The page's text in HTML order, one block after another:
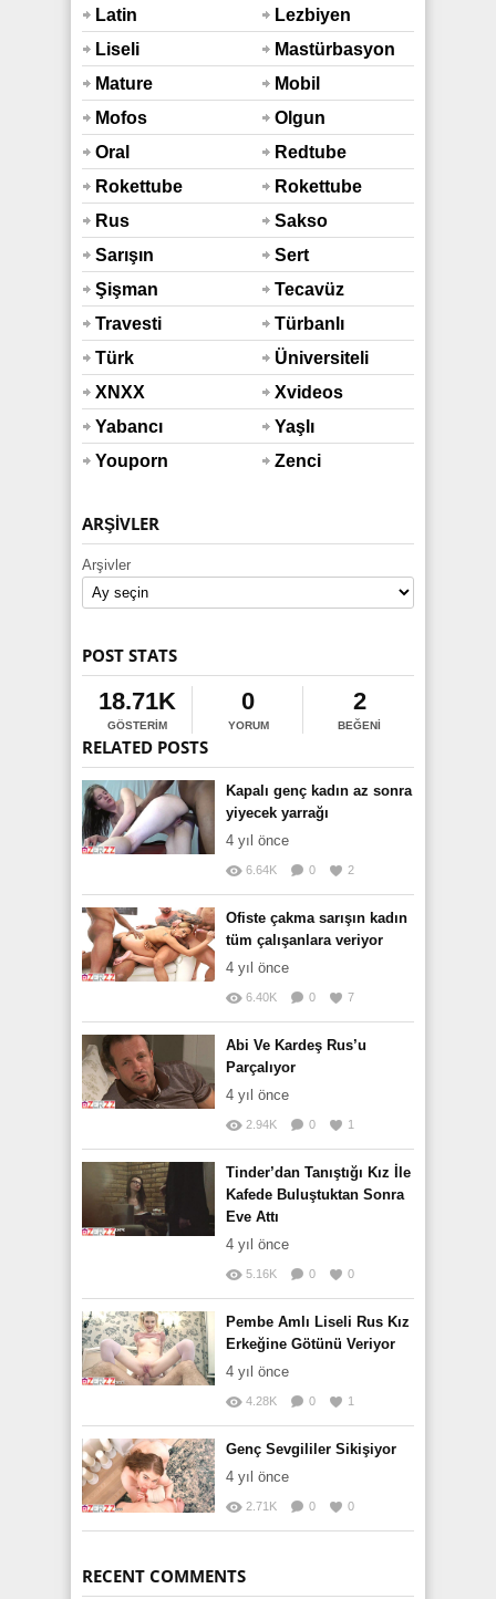
Latin
Lezbiyen
Liseli
Mastürbasyon
Mature
Mobil
Mofos
Olgun
Oral
Redtube
Rokettube
Rokettube
Mobil
Rus
Sakso
Sarışın
Sert
Şişman
Tecavüz
Travesti
Türbanlı
Türk
Üniversiteli
XNXX
Xvideos
Yabancı
Yaşlı
Youporn
Zenci
ARŞIVLER
Arşivler
POST STATS
18.71K
GÖSTERIM
0
YORUM
2
BEĞENI
RELATED POSTS
Kapalı genç kadın az sonra
yiyecek yarrağı
4 yıl önce
6.64K 0 2
Ofiste çakma sarışın kadın
tüm çalışanlara veriyor
4 yıl önce
6.40K 0 7
Abi Ve Kardeş Rus’u
Parçalıyor
4 yıl önce
2.94K 0 1
Tinder’dan Tanıştığı Kız İle
Kafede Buluştuktan Sonra
Eve Attı
4 yıl önce
5.16K 0 0
Pembe Amlı Liseli Rus Kız
Erkeğine Götünü Veriyor
4 yıl önce
4.28K 0 1
Genç Sevgililer Sikişiyor
4 yıl önce
2.71K 0 0
RECENT COMMENTS